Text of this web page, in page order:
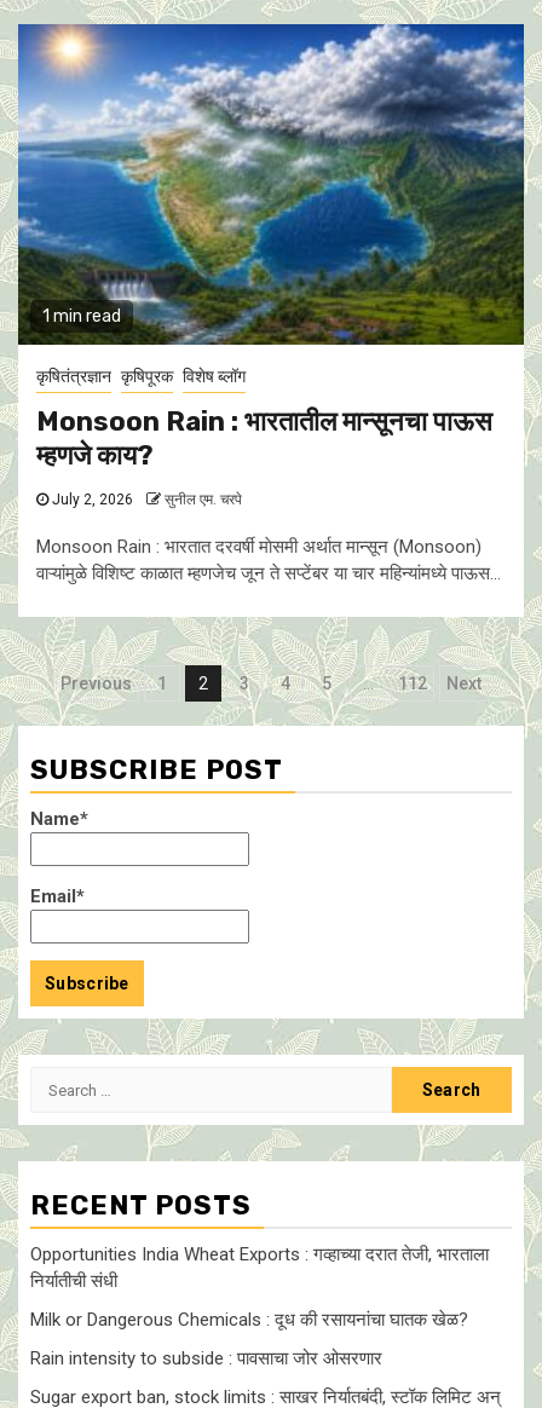
1 min read
कृषितंत्रज्ञान कृषिपूरक विशेष ब्लॉग
Monsoon Rain : भारतातील मान्सूनचा पाऊस
म्हणजे काय?
July 2, 2026 सुनील एम. चरपे
Monsoon Rain : भारतात दरवर्षी माेसमी अर्थात मान्सून (Monsoon)
वाऱ्यांमुळे विशिष्ट काळात म्हणजेच जून ते सप्टेंबर या चार महिन्यांमध्ये पाऊस...
Posts
pagination
Previous 1 2 3 4 5 … 112 Next
SUBSCRIBE POST
Name*
Email*
Search
RECENT POSTS
Opportunities India Wheat Exports : गव्हाच्या दरात तेजी, भारताला
निर्यातीची संधी
Milk or Dangerous Chemicals : दूध की रसायनांचा घातक खेळ?
Rain intensity to subside : पावसाचा जोर ओसरणार
Sugar export ban, stock limits : साखर निर्यातबंदी, स्टॉक लिमिट अन्